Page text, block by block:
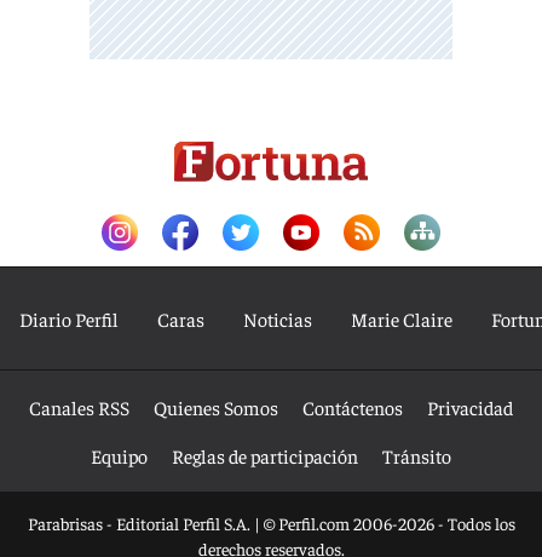
Diario Perfil Caras Noticias Marie Claire
Canales RSS Quienes Somos Contáctenos
Privacidad
Equipo
Reglas de participación Tránsito
Parabrisas - Editorial Perfil S.A. | © Perfil.com 2006-2026 - Todos los
derechos reservados.